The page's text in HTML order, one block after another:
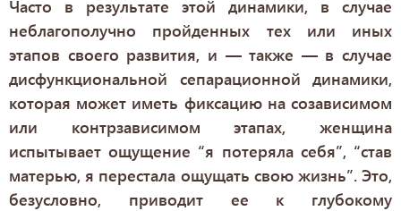
Часто в результате этой динамики, в случае
неблагополучно пройденных тех или иных
этапов своего развития, и — также — в случае
дисфункциональной сепарационной динамики,
которая может иметь фиксацию на созависимом
или контрзависимом этапах, женщина
испытывает ощущение “я потеряла себя”, “став
матерью, я перестала ощущать свою жизнь”. Это,
безусловно, приводит ее к глубокому